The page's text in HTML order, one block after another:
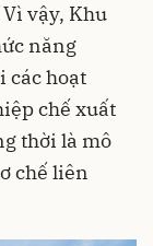
vậy, Khu
năng
các hoạt
chế xuất
thời là mô
chế liên